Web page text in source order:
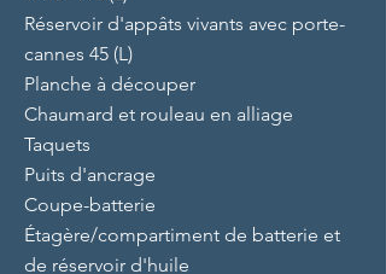
Réservoir d'appâts vivants avec porte-
cannes 45 (L)
Planche à découper
Chaumard et rouleau en alliage
Taquets
Puits d'ancrage
Coupe-batterie
Étagère/compartiment de batterie et
de réservoir d'huile